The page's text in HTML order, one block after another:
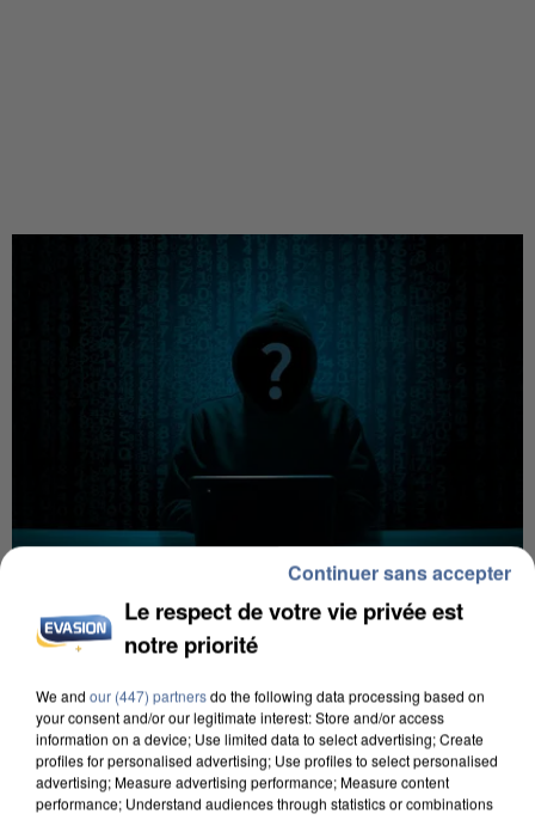
7 août 2026
Intermarché après une...
Les données bancaires ne seraient pas
concernées.
Le respect de votre vie privée est
notre priorité
We and our (447) partnersdo the following data processing based on
your consent and/or our legitimate interest: Store and/or access
information on a device; Use limited data to select advertising; Create
profiles for personalised advertising; Use profiles to select personalised
advertising; Measure advertising performance; Measure content
performance; Understand audiences through statistics or combinations
Continuer sans accepter